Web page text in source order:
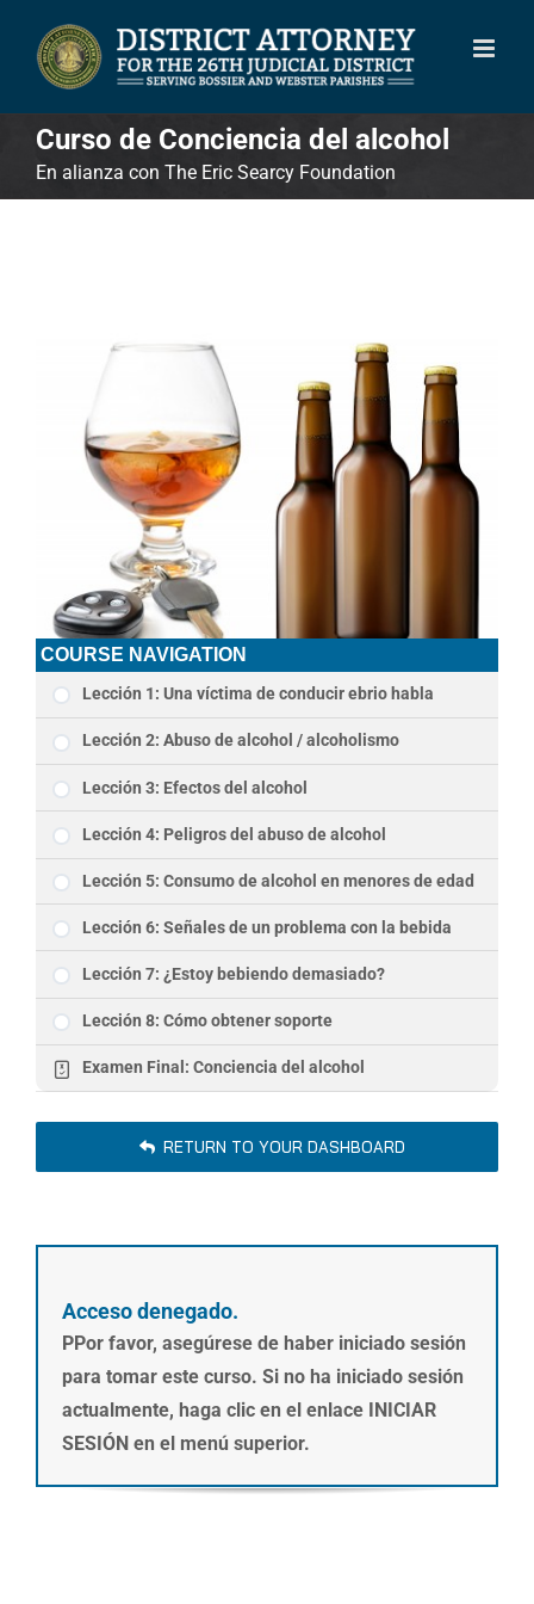
content
Curso de Conciencia del alcohol
En alianza con The Eric Searcy Foundation
Acceso denegado.
PPor favor, asegúrese de haber iniciado sesión
para tomar este curso. Si no ha iniciado sesión
actualmente, haga clic en el enlace INICIAR
SESIÓN en el menú superior.
COURSE NAVIGATION
Lección 1: Una víctima de conducir ebrio habla
Lección 2: Abuso de alcohol / alcoholismo
Lección 3: Efectos del alcohol
Lección 4: Peligros del abuso de alcohol
Lección 5: Consumo de alcohol en menores de edad
Lección 6: Señales de un problema con la bebida
Lección 7: ¿Estoy bebiendo demasiado?
Lección 8: Cómo obtener soporte
Examen Final: Conciencia del alcohol
RETURN TO YOUR DASHBOARD